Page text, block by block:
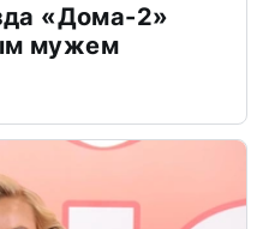
«Дома-2»
мужем